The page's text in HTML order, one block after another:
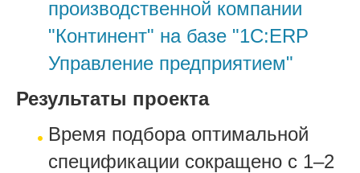
производственной компании
"Континент" на базе "1С:ERP
Управление предприятием"
Результаты проекта
Время подбора оптимальной
спецификации сокращено с 1–2